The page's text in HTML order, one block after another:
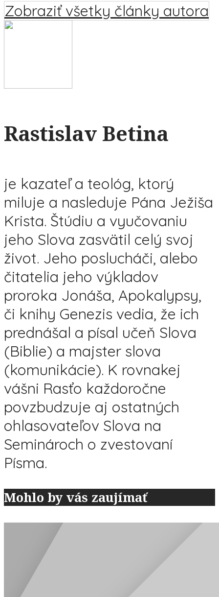
Zobraziť všetky články autora
Rastislav Betina
je kazateľ a teológ, ktorý
miluje a nasleduje Pána Ježiša
Krista. Štúdiu a vyučovaniu
jeho Slova zasvätil celý svoj
život. Jeho poslucháči, alebo
čitatelia jeho výkladov
proroka Jonáša, Apokalypsy,
či knihy Genezis vedia, že ich
prednášal a písal učeň Slova
(Biblie) a majster slova
(komunikácie). K rovnakej
vášni Rasťo každoročne
povzbudzuje aj ostatných
ohlasovateľov Slova na
Seminároch o zvestovaní
Písma.
Mohlo by vás zaujímať